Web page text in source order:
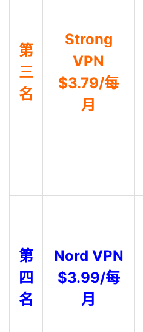
第
三
名
Strong
VPN
$3.79/每
月
第
四
名
Nord VPN
$3.99/每
月